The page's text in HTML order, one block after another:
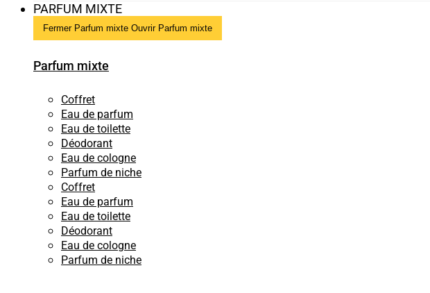
PARFUM MIXTE
Fermer Parfum mixte Ouvrir Parfum mixte
Parfum mixte
Coffret
Eau de parfum
Eau de toilette
Déodorant
Eau de cologne
Parfum de niche
Coffret
Eau de parfum
Eau de toilette
Déodorant
Eau de cologne
Parfum de niche